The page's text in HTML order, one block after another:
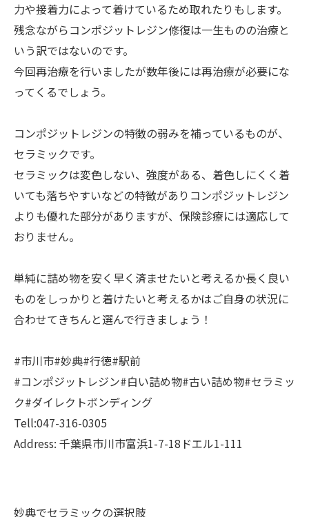
力や接着力によって着けているため取れたりもします。
残念ながらコンポジットレジン修復は一生ものの治療と
いう訳ではないのです。
今回再治療を行いましたが数年後には再治療が必要にな
ってくるでしょう。
コンポジットレジンの特徴の弱みを補っているものが、
セラミックです。
セラミックは変色しない、強度がある、着色しにくく着
いても落ちやすいなどの特徴がありコンポジットレジン
よりも優れた部分がありますが、保険診療には適応して
おりません。
単純に詰め物を安く早く済ませたいと考えるか長く良い
ものをしっかりと着けたいと考えるかはご自身の状況に
合わせてきちんと選んで行きましょう！
#市川市#妙典#行徳#駅前
#コンポジットレジン#白い詰め物#古い詰め物#セラミッ
ク#ダイレクトボンディング
Tell:047-316-0305
Address: 千葉県市川市富浜1-7-18ドエル1-111
妙典でセラミックの選択肢